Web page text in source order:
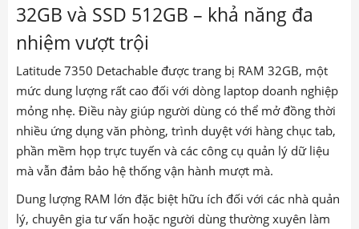
32GB và SSD 512GB – khả năng đa
nhiệm vượt trội
Latitude 7350 Detachable được trang bị RAM 32GB, một
mức dung lượng rất cao đối với dòng laptop doanh nghiệp
mỏng nhẹ. Điều này giúp người dùng có thể mở đồng thời
nhiều ứng dụng văn phòng, trình duyệt với hàng chục tab,
phần mềm họp trực tuyến và các công cụ quản lý dữ liệu
mà vẫn đảm bảo hệ thống vận hành mượt mà.
Dung lượng RAM lớn đặc biệt hữu ích đối với các nhà quản
lý, chuyên gia tư vấn hoặc người dùng thường xuyên làm